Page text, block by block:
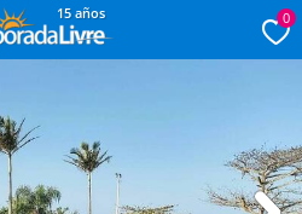
15 años 0